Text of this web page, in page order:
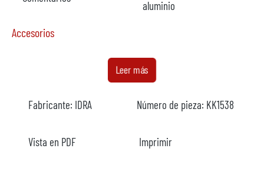
aluminio
Accesorios
no disponible
Modelo
Año
Leer más
Fabricante: IDRA Número de pieza: KK1538
Vista en PDF Imprimir